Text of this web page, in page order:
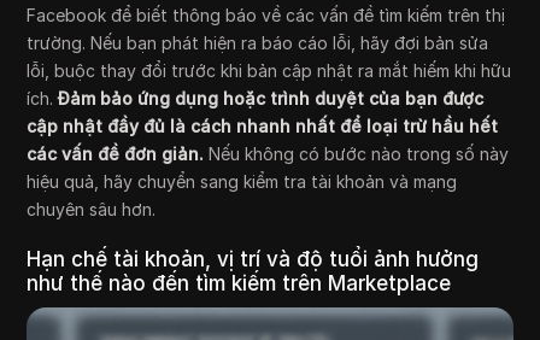
Facebook để biết thông báo về các vấn đề tìm kiếm trên thị
trường. Nếu bạn phát hiện ra báo cáo lỗi, hãy đợi bản sửa
lỗi, buộc thay đổi trước khi bản cập nhật ra mắt hiếm khi hữu
ích.Đảm bảo ứng dụng hoặc trình duyệt của bạn được
cập nhật đầy đủ là cách nhanh nhất để loại trừ hầu hết
các vấn đề đơn giản. Nếu không có bước nào trong số này
hiệu quả, hãy chuyển sang kiểm tra tài khoản và mạng
chuyên sâu hơn.
Hạn chế tài khoản, vị trí và độ tuổi ảnh hưởng
như thế nào đến tìm kiếm trên Marketplace